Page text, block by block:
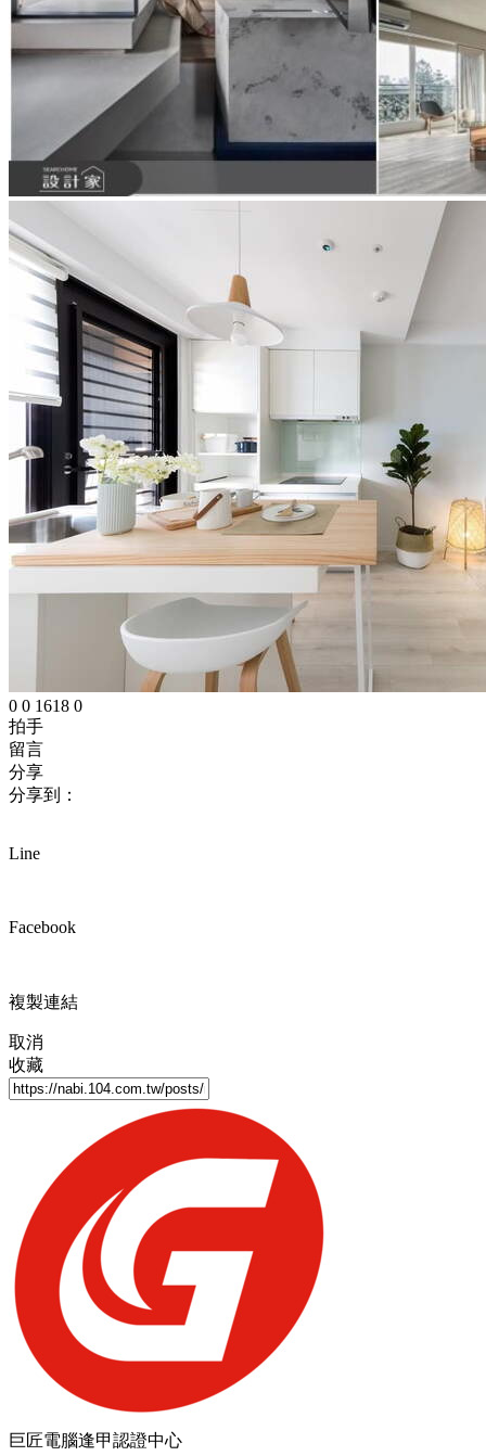
0 0 1618 0
拍手
留言
分享
分享到：
Line
Facebook
複製連結
取消
收藏
巨匠電腦逢甲認證中心